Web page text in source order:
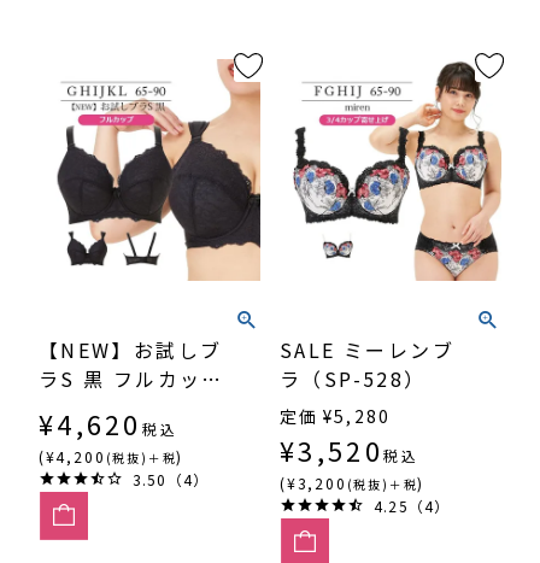
【NEW】お試しブ
ラS 黒 フルカップ
¥4,620 税込
(¥4,200 (税抜)＋税)
3.50（4）
SALE ミーレンブ
ラ（SP-528）
定価 ¥5,280
¥3,520 税込
(¥3,200 (税抜)＋税)
4.25（4）